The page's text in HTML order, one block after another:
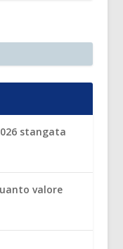
stangata
valore